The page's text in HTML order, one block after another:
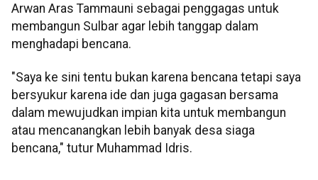
Arwan Aras Tammauni sebagai penggagas untuk
membangun Sulbar agar lebih tanggap dalam
menghadapi bencana.
"Saya ke sini tentu bukan karena bencana tetapi saya
bersyukur karena ide dan juga gagasan bersama
dalam mewujudkan impian kita untuk membangun
atau mencanangkan lebih banyak desa siaga
bencana," tutur Muhammad Idris.